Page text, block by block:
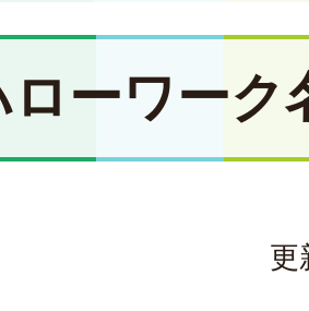
ローワーク
更